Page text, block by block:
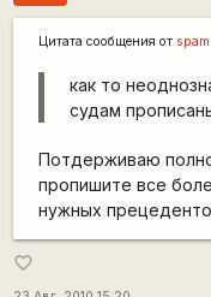
Цитата сообщения от spam
как то
судам
Потдерживаю
пропишите все
нужных
favorite_border